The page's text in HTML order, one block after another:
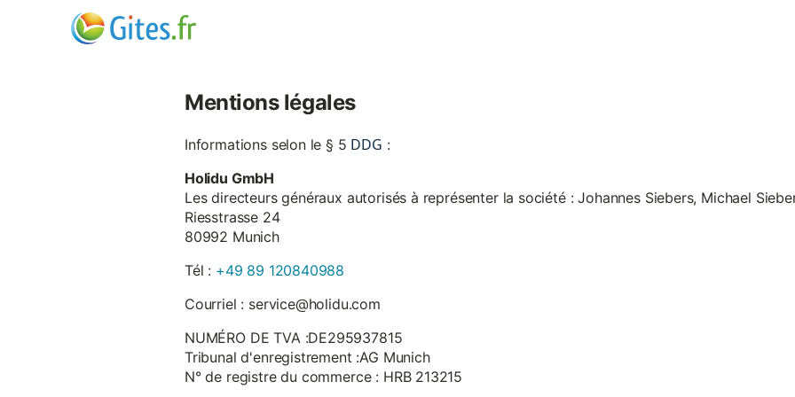
Mentions légales
Informations selon le § 5 DDG :
Holidu GmbH
Les directeurs généraux autorisés à représenter la société : Johannes Siebers, Michael
Riesstrasse 24
80992 Munich
Tél : +49 89 120840988
Courriel : service@holidu.com
NUMÉRO DE TVA :DE295937815
Tribunal d'enregistrement :AG Munich
N° de registre du commerce : HRB 213215